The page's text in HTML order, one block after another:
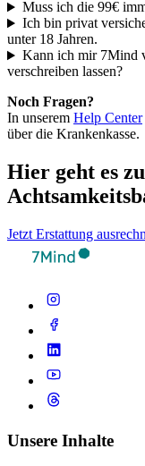
Muss ich die 99€
Ich bin privat
unter 18 Jahren.
Kann ich mir 7Mind
verschreiben lassen?
Noch Fragen?
In unserem Help Center
über die Krankenkasse.
Hier geht es
Jetzt Erstattung
Unsere Inhalte